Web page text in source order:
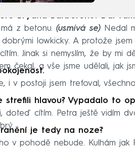
Bryana Barberenu? Dal
z betonu. (usmívá se) Nedal
lowkicky. A protože
Jinak si nemyslím, že by mi
čekal, a vše jsme udělali, jak
i v postoji jsem trefoval,
strefili hlavou? Vypadalo to
doteď cítím. Petra ještě vidím
je tedy na noze?
v pohodě nebude. Kulhám jak